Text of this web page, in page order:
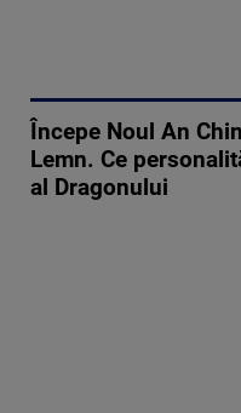
Începe Noul An
Lemn. Ce
al Dragonului